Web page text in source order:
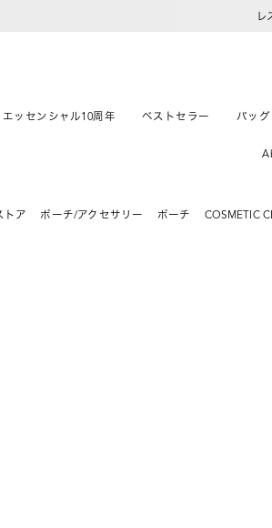
レ
エッセンシャル10周年 ベストセラー バッグ
トア ポーチ/アクセサリー ポーチ COSMETIC